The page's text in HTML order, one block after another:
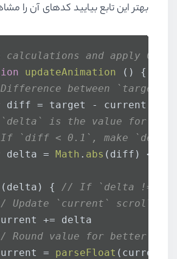
بهتر این تابع بیایید کدهای آن را
calculations and apply CSS
updateAnimation () {
between `target`
diff = target - current
is the value for
`diff < 0.1`, make `delta =
delta = Math . abs (diff) <
(delta) { // If `delta !== 0`
Update `current` scroll
+= delta
Round value for better
=
parseFloat (current.